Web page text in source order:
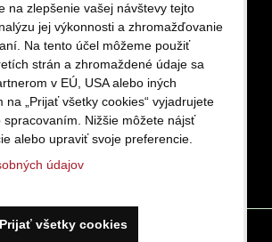
1427
Zásady ochrany osobných údajov
na zlepšenie vašej návštevy tejto
jej výkonnosti a zhromažďovanie
Na tento účel môžeme použiť
strán a zhromaždené údaje sa
v EÚ, USA alebo iných
na „Prijať všetky cookies“ vyjadrujete
spracovaním. Nižšie môžete nájsť
alebo upraviť svoje preferencie.
údajov
Prijať všetky cookies